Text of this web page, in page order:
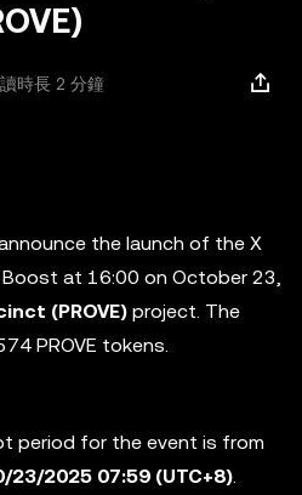
時長 2 分鐘
the launch of the X
Boost at 16:00 on October 23,
(PROVE) project. The
PROVE tokens.
period for the event is from
2025 07:59 (UTC+8).